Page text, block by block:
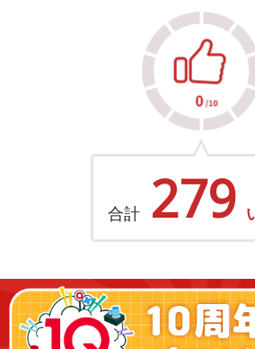
合計 279